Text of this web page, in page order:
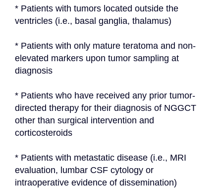
* Patients with tumors located outside the
ventricles (i.e., basal ganglia, thalamus)
* Patients with only mature teratoma and non-
elevated markers upon tumor sampling at
diagnosis
* Patients who have received any prior tumor-
directed therapy for their diagnosis of NGGCT
other than surgical intervention and
corticosteroids
* Patients with metastatic disease (i.e., MRI
evaluation, lumbar CSF cytology or
intraoperative evidence of dissemination)